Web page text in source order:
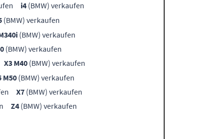
i4 (BMW) verkaufen
(BMW) verkaufen
(BMW) verkaufen
(BMW) verkaufen
X3 M40 (BMW) verkaufen
M50 (BMW) verkaufen
X7 (BMW) verkaufen
Z4 (BMW) verkaufen